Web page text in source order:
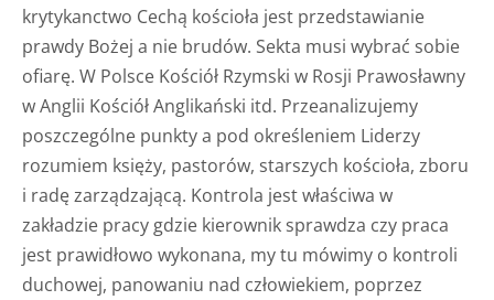
krytykanctwo Cechą kościoła jest przedstawianie
prawdy Bożej a nie brudów. Sekta musi wybrać sobie
ofiarę. W Polsce Kościół Rzymski w Rosji Prawosławny
w Anglii Kościół Anglikański itd. Przeanalizujemy
poszczególne punkty a pod określeniem Liderzy
rozumiem księży, pastorów, starszych kościoła, zboru
i radę zarządzającą. Kontrola jest właściwa w
zakładzie pracy gdzie kierownik sprawdza czy praca
jest prawidłowo wykonana, my tu mówimy o kontroli
duchowej, panowaniu nad człowiekiem, poprzez